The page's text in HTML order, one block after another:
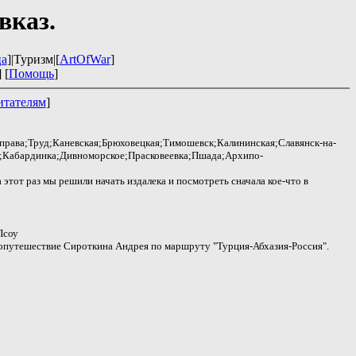
]|Туризм|[ArtOfWar]
[Помощь]
]
на-
раз мы решили начать издалека и посмотреть сначала кое-что в
Сироткина Андрея по маршруту "Турция-Абхазия-Россия".